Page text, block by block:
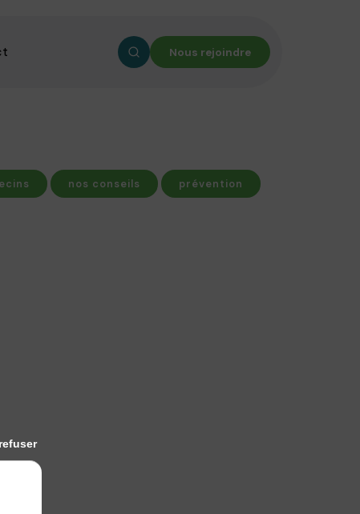
Nous rejoindre
nos conseils prévention